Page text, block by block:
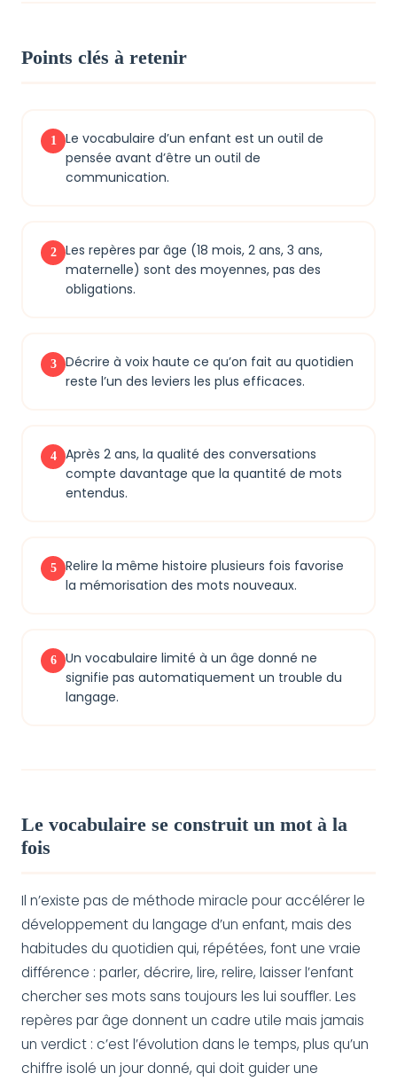
Points clés à retenir
1
Le vocabulaire d’un enfant est un outil de
pensée avant d’être un outil de
communication.
2
Les repères par âge (18 mois, 2 ans, 3 ans,
maternelle) sont des moyennes, pas des
obligations.
3
Décrire à voix haute ce qu’on fait au quotidien
reste l’un des leviers les plus efficaces.
4
Après 2 ans, la qualité des conversations
compte davantage que la quantité de mots
entendus.
5
Relire la même histoire plusieurs fois favorise
la mémorisation des mots nouveaux.
6
Un vocabulaire limité à un âge donné ne
signifie pas automatiquement un trouble du
langage.
Le vocabulaire se construit un mot à la
fois
Il n’existe pas de méthode miracle pour accélérer le
développement du langage d’un enfant, mais des
habitudes du quotidien qui, répétées, font une vraie
différence : parler, décrire, lire, relire, laisser l’enfant
chercher ses mots sans toujours les lui souffler. Les
repères par âge donnent un cadre utile mais jamais
un verdict : c’est l’évolution dans le temps, plus qu’un
chiffre isolé un jour donné, qui doit guider une